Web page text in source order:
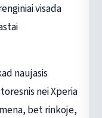
visada
naujasis
nei Xperia
bet rinkoje,